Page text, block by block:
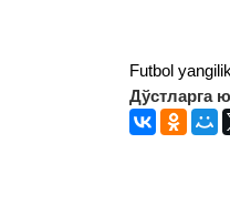
Futbol
Дўстларга